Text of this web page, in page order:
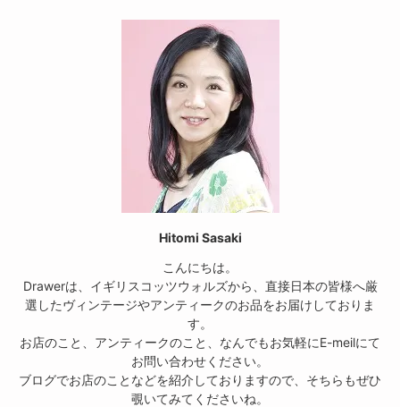
Hitomi Sasaki
こんにちは。
Drawerは、イギリスコッツウォルズから、直接日本の皆様へ厳
選したヴィンテージやアンティークのお品をお届けしておりま
す。
お店のこと、アンティークのこと、なんでもお気軽にE-meilにて
お問い合わせください。
ブログでお店のことなどを紹介しておりますので、そちらもぜひ
覗いてみてくださいね。